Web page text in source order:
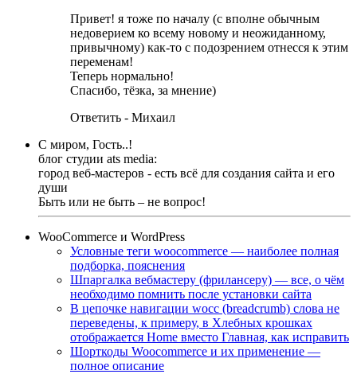
Привет! я тоже по началу (с вполне обычным
недоверием ко всему новому и неожиданному,
привычному) как-то с подозрением отнесся к этим
переменам!
Теперь нормально!
Спасибо, тёзка, за мнение)
Ответить - Михаил
С миром, Гость..!
блог студии ats media:
город веб-мастеров - есть всё для создания сайта и его
души
Быть или не быть – не вопрос!
WooCommerce и WordPress
Условные теги woocommerce — наиболее полная
подборка, пояснения
Шпаргалка вебмастеру (фрилансеру) — все, о чём
необходимо помнить после установки сайта
В цепочке навигации wocc (breadcrumb) слова не
переведены, к примеру, в Хлебных крошках
отображается Home вместо Главная, как исправить
Шорткоды Woocommerce и их применение —
полное описание